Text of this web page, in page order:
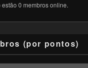
estão 0 membros online.
(por pontos)